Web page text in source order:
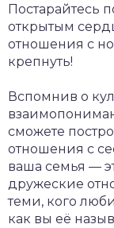
Постарайтесь
открытым
отношения с
крепнуть!
Вспомнив о
сможете
отношения с
ваша семья —
дружеские
теми, кого
как вы её